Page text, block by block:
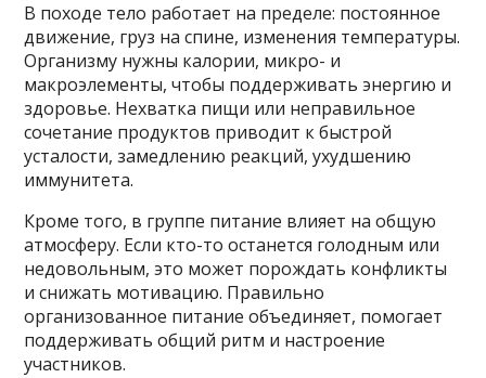
В походе тело работает на пределе: постоянное
движение, груз на спине, изменения температуры.
Организму нужны калории, микро- и
макроэлементы, чтобы поддерживать энергию и
здоровье. Нехватка пищи или неправильное
сочетание продуктов приводит к быстрой
усталости, замедлению реакций, ухудшению
иммунитета.
Кроме того, в группе питание влияет на общую
атмосферу. Если кто-то останется голодным или
недовольным, это может порождать конфликты
и снижать мотивацию. Правильно
организованное питание объединяет, помогает
поддерживать общий ритм и настроение
участников.